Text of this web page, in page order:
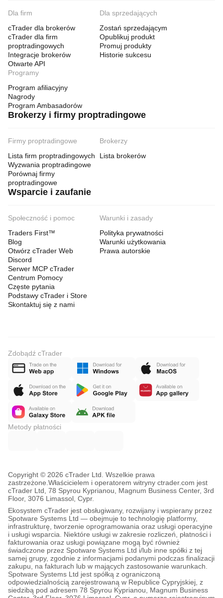
Dla firm
cTrader dla brokerów
cTrader dla firm
proptradingowych
Integracje brokerów
Otwarte API
Dla sprzedających
Zostań sprzedającym
Opublikuj produkt
Promuj produkty
Historie sukcesu
Programy
Program afiliacyjny
Nagrody
Program Ambasadorów
Brokerzy i firmy proptradingowe
Firmy proptradingowe
Lista firm proptradingowych
Wyzwania proptradingowe
Porównaj firmy
proptradingowe
Brokerzy
Lista brokerów
Wsparcie i zaufanie
Społeczność i pomoc
Traders First™
Blog
Otwórz cTrader Web
Discord
Serwer MCP cTrader
Centrum Pomocy
Częste pytania
Podstawy cTrader i Store
Skontaktuj się z nami
Warunki i zasady
Polityka prywatności
Warunki użytkowania
Prawa autorskie
Zdobądź cTrader
Metody płatności
Copyright © 2026 cTrader Ltd. Wszelkie prawa
zastrzeżone. Właścicielem i operatorem witryny ctrader.com jest
cTrader Ltd, 78 Spyrou Kyprianou, Magnum Business Center, 3rd
Floor, 3076 Limassol, Cypr.
Ekosystem cTrader jest obsługiwany, rozwijany i wspierany przez
Spotware Systems Ltd — obejmuje to technologię platformy,
infrastrukturę, tworzenie oprogramowania oraz usługi operacyjne
i usługi wsparcia. Niektóre usługi w zakresie rozliczeń, płatności i
fakturowania oraz usługi powiązane mogą być również
świadczone przez Spotware Systems Ltd i/lub inne spółki z tej
samej grupy, zgodnie z informacjami podanymi podczas finalizacji
zakupu, na fakturach lub w mających zastosowanie warunkach.
Spotware Systems Ltd jest spółką z ograniczoną
odpowiedzialnością zarejestrowaną w Republice Cypryjskiej, z
siedzibą pod adresem 78 Spyrou Kyprianou, Magnum Business